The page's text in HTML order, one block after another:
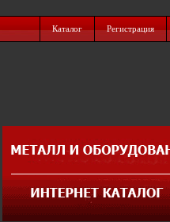
Каталог Регистрация